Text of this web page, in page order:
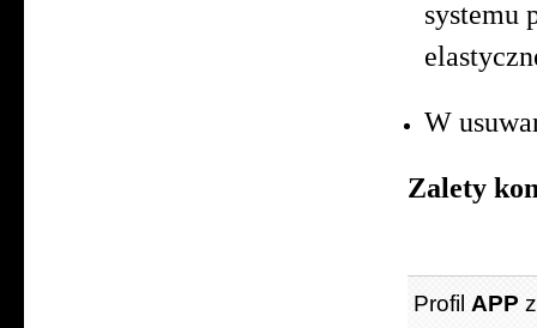
systemu
W
Zalety
Profil APP